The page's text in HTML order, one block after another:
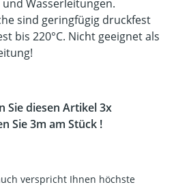
Wasserleitungen.
sind geringfügig druckfest
bis 220°C. Nicht geeignet als
Sie diesen Artikel 3x
Sie 3m am Stück !
verspricht Ihnen höchste